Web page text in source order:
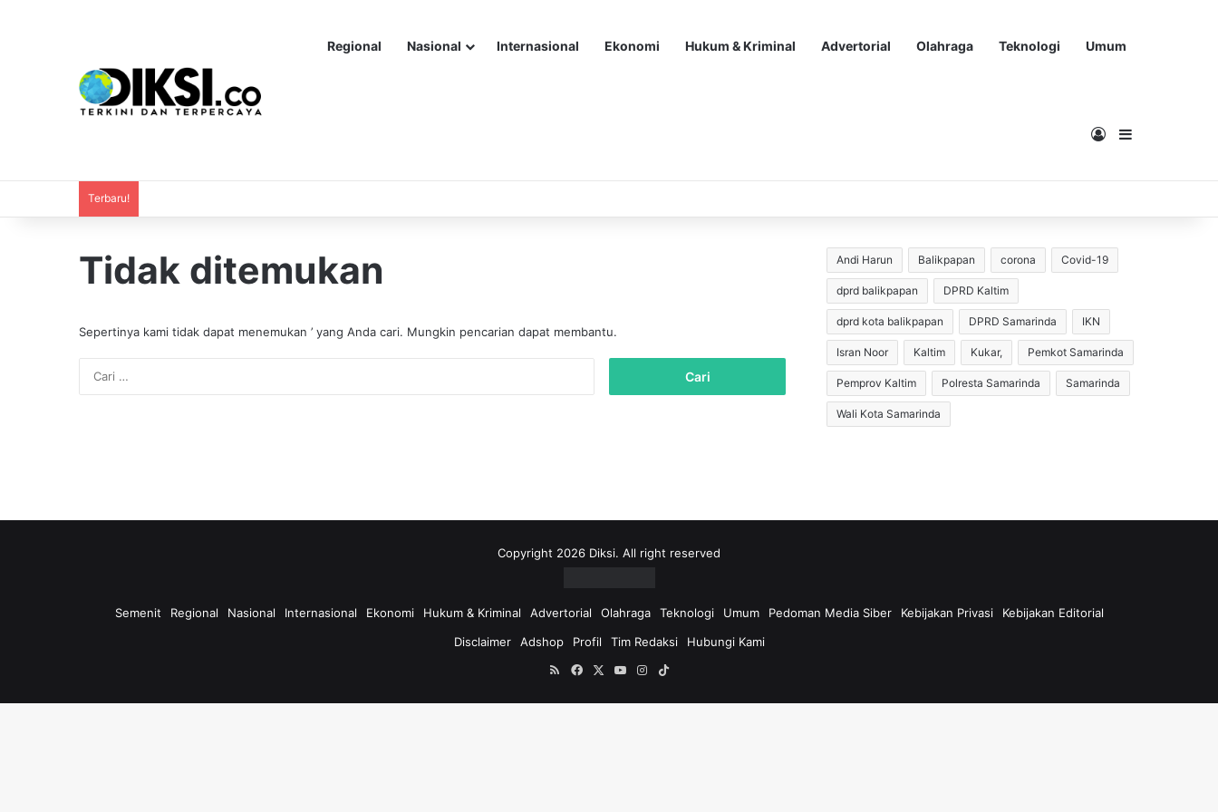
Regional Nasional Internasional Ekonomi Hukum & Kriminal Advertorial Olahraga Teknologi Umum
Masuk
Terbaru!
Tidak ditemukan
Sepertinya kami tidak dapat menemukan ’ yang Anda cari. Mungkin pencarian dapat membantu.
k
Andi Harun Balikpapan corona Covid-19
dprd balikpapan DPRD Kaltim
dprd kota balikpapan DPRD Samarinda IKN
Isran Noor Kaltim Kukar, Pemkot Samarinda
Pemprov Kaltim Polresta Samarinda Samarinda
Wali Kota Samarinda
Copyright 2026 Diksi. All right reserved
Semenit Regional Nasional Internasional Ekonomi Hukum & Kriminal Advertorial Olahraga Teknologi Umum Pedoman Media Siber Kebijakan Privasi
Kebijakan Editorial
Disclaimer
Adshop Profil Tim Redaksi
Hubungi Kami
RSSFacebookYouTubeInstagram
TikTok